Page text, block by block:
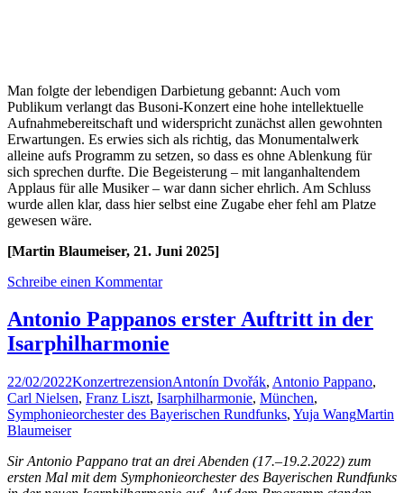
Man folgte der lebendigen Darbietung gebannt: Auch vom
Publikum verlangt das Busoni-Konzert eine hohe intellektuelle
Aufnahmebereitschaft und widerspricht zunächst allen gewohnten
Erwartungen. Es erwies sich als richtig, das Monumentalwerk
alleine aufs Programm zu setzen, so dass es ohne Ablenkung für
sich sprechen durfte. Die Begeisterung – mit langanhaltendem
Applaus für alle Musiker – war dann sicher ehrlich. Am Schluss
wurde allen klar, dass hier selbst eine Zugabe eher fehl am Platze
gewesen wäre.
[Martin Blaumeiser, 21. Juni 2025]
Schreibe einen Kommentar
Antonio Pappanos erster Auftritt in der
Isarphilharmonie
22/02/2022KonzertrezensionAntonín Dvořák, Antonio Pappano,
Carl Nielsen, Franz Liszt, Isarphilharmonie, München,
Symphonieorchester des Bayerischen Rundfunks, Yuja WangMartin
Blaumeiser
Sir Antonio Pappano trat an drei Abenden (17.–19.2.2022) zum
ersten Mal mit dem Symphonieorchester des Bayerischen Rundfunks